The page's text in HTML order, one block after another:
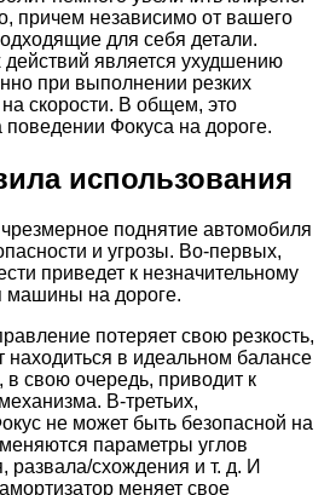
причем независимо от вашего
для себя детали.
является ухудшению
при выполнении резких
скорости. В общем, это
поведении Фокуса на дороге.
использования
поднятие автомобиля
и угрозы. Во-первых,
приведет к незначительному
машины на дороге.
потеряет свою резкость,
находиться в идеальном балансе
в свою очередь, приводит к
В-третьих,
не может быть безопасной на
параметры углов
развала/схождения и т. д. И
меняет свое